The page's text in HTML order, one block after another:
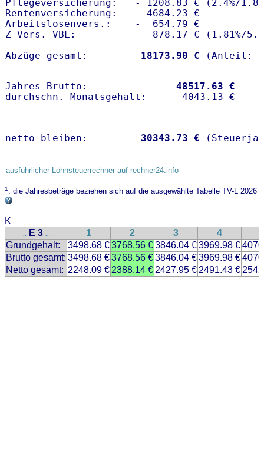
Pflegeversicherung:   - 1208.83 € (2.4%/
Rentenversicherung:   - 4684.23 €
Arbeitslosenvers.:    -  654.79 €
Z-Vers. VBL:          -  878.17 € ( 1.81%/
Abzüge gesamt:        - 18173.90 €
Jahres-Brutto: 48517.63 €
netto bleiben: 30343.73 €
ausführlicher Lohnsteuerrechner auf rechner24.info
1: die Jahresbeträge beziehen sich auf die ausgewählte Tabelle TV-L 2026
K
.. E 3 .. 1 2 3 4
Grundgehalt:
3498.68 €3768.56 €3846.04 €3969.98 €
Brutto gesamt: 3498.68 €3768.56 €3846.04 €3969.98 €
Netto gesamt: 2248.09 € 2388.14 € 2427.95 € 2491.43 €